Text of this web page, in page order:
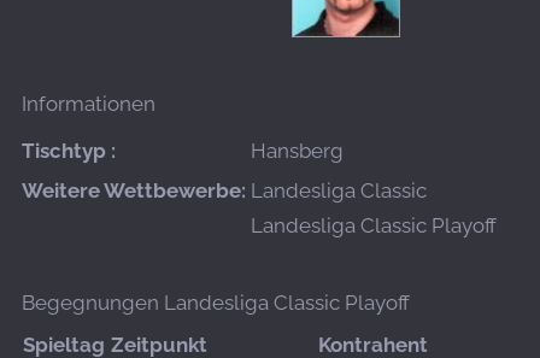
Informationen
Tischtyp :
Hansberg
Weitere Wettbewerbe: Landesliga Classic
Landesliga Classic Playoff
Begegnungen Landesliga Classic Playoff
Spieltag Zeitpunkt Kontrahent